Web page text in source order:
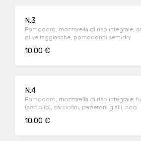
N.3
Pomodoro, mozzarella di riso integrale,
olive taggiasche, pomodorini semidry
10.00 €
N.4
Pomodoro, mozzarella di riso integrale,
(sott'olio), carciofini, peperoni gialli, noci
10.00 €